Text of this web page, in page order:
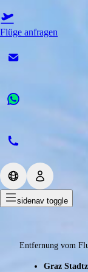
Flüge anfragen
sidenav toggle
Entfernung vom
Graz